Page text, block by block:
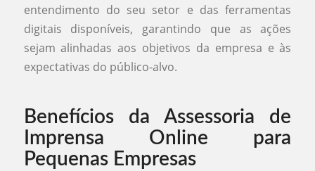
entendimento do seu setor e das ferramentas
digitais disponíveis, garantindo que as ações
sejam alinhadas aos objetivos da empresa e às
expectativas do público-alvo.
Benefícios da Assessoria de
Imprensa Online para
Pequenas Empresas